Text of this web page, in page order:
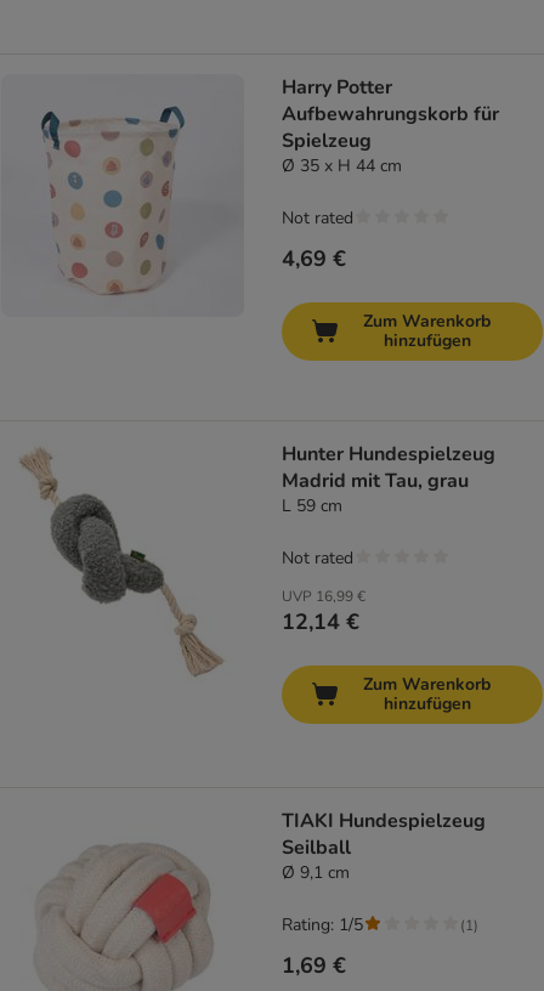
Harry Potter
Aufbewahrungskorb für
Spielzeug
Ø 35 x H 44 cm
4,69 €
Not rated
Zum Warenkorb
hinzufügen
Hunter Hundespielzeug
Madrid mit Tau, grau
L 59 cm
UVP 16,99 €
12,14 €
Not rated
Zum Warenkorb
hinzufügen
TIAKI Hundespielzeug
Seilball
Ø 9,1 cm
1,69 €
Rating: 1/5 (1)